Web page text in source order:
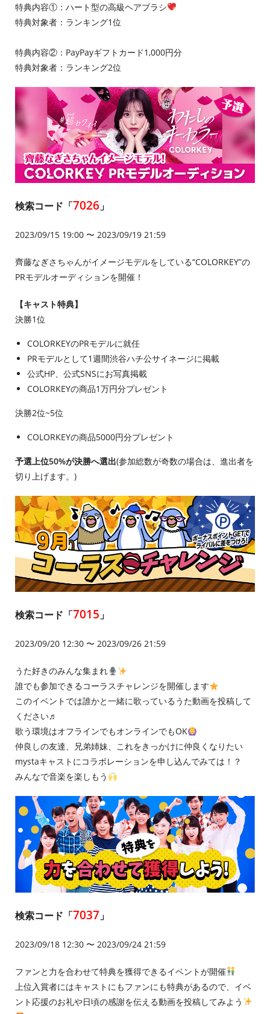
特典内容①：ハート型の高級ヘアブラシ
特典対象者：ランキング1位
特典内容②：PayPayギフトカード1,000円分
特典対象者：ランキング2位
検索コード「7026 」
2023/09/15 19:00 〜 2023/09/19 21:59
齊藤なぎさちゃんがイメージモデルをしている“COLORKEY”の
PRモデルオーディションを開催！
【キャスト特典】
決勝1位
COLORKEYのPRモデルに就任
PRモデルとして1週間渋谷ハチ公サイネージに掲載
公式HP、公式SNSにお写真掲載
COLORKEYの商品1万円分プレゼント
決勝2位~5位
COLORKEYの商品5000円分プレゼント
予選上位50%が決勝へ選出(参加総数が奇数の場合は、進出者を
切り上げます。)
検索コード「7015」
2023/09/20 12:30 〜 2023/09/26 21:59
うた好きのみんな集まれ
誰でも参加できるコーラスチャレンジを開催します
このイベントでは誰かと一緒に歌っているうた動画を投稿して
ください♬
歌う環境はオフラインでもオンラインでもOK
仲良しの友達、兄弟姉妹、これをきっかけに仲良くなりたい
mystaキャストにコラボレーションを申し込んでみては！？
みんなで音楽を楽しもう
検索コード「7037 」
2023/09/18 12:30 〜 2023/09/24 21:59
ファンと力を合わせて特典を獲得できるイベントが開催
上位入賞者にはキャストにもファンにも特典があるので、イベ
ント応援のお礼や日頃の感謝を伝える動画を投稿してみよう